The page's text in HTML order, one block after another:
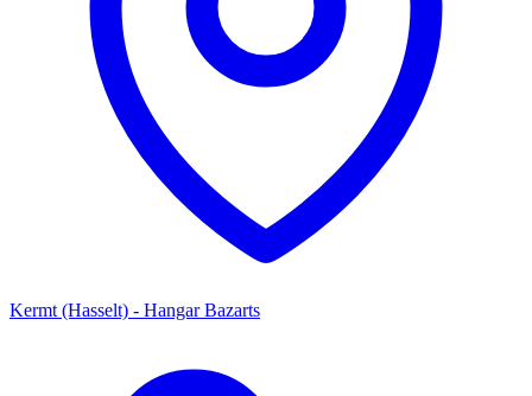
Kermt (Hasselt) - Hangar Bazarts